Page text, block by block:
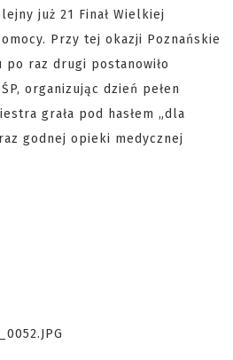
już 21 Finał Wielkiej
Przy tej okazji Poznańskie
raz drugi postanowiło
organizując dzień pełen
grała pod hasłem „dla
godnej opieki medycznej